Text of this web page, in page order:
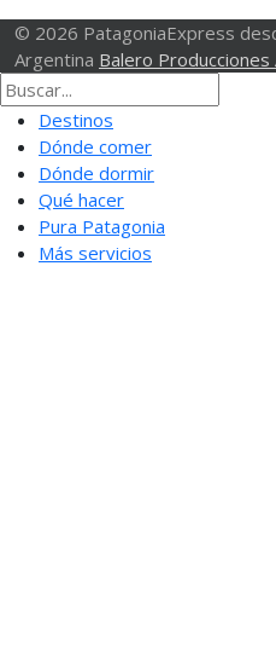
© 2026 PatagoniaExpress
Argentina Balero Producciones
Destinos
Dónde comer
Dónde dormir
Qué hacer
Pura Patagonia
Más servicios